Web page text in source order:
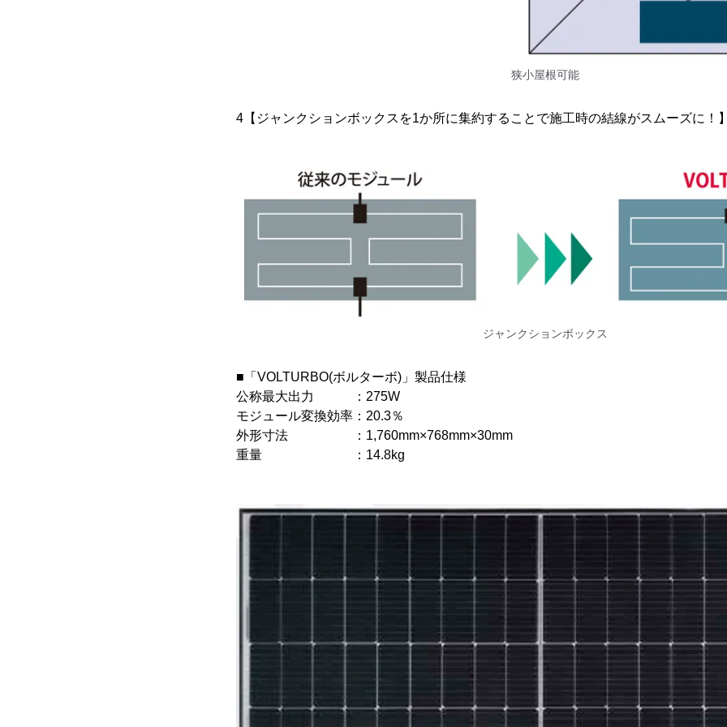
狭小屋根可能
4【ジャンクションボックスを1か所に集約することで施工時の結線がスムーズに！
ジャンクションボックス
■「VOLTURBO(ボルターボ)」製品仕様
公称最大出力 ：275W
モジュール変換効率：20.3％
外形寸法 ：1,760mm×768mm×30mm
重量 ：14.8kg